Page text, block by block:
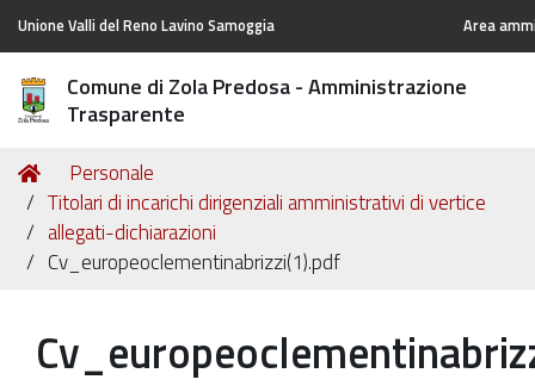
Unione Valli del Reno Lavino Samoggia Area
Comune di Zola Predosa - Amministrazione
Trasparente
Tu
sei
qui:
Home
Personale
Titolari di incarichi dirigenziali amministrativi di vertice
allegati-dichiarazioni
Cv_europeoclementinabrizzi(1).pdf